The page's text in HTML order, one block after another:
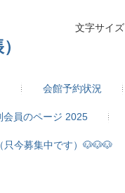
文字サイズ
会館予約状況
会員のページ 2025
今募集中です）🐶🐶🐶